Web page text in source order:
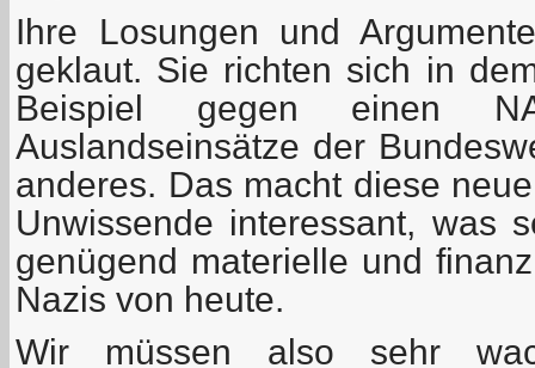
Ihre Losungen und
geklaut. Sie richten sich in
Beispiel gegen einen
Auslandseinsätze der
anderes. Das macht diese
Unwissende interessant, was
genügend materielle und
Nazis von heute.
Wir müssen also sehr